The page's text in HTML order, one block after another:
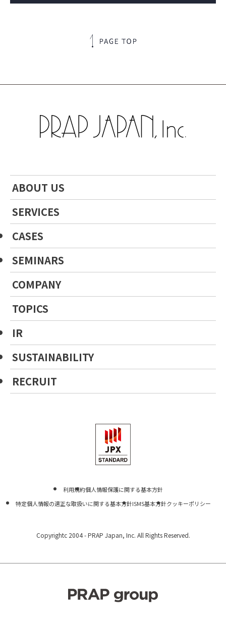
ABOUT US
SERVICES
CASES
SEMINARS
COMPANY
TOPICS
IR
SUSTAINABILITY
RECRUIT
利用規約個人情報保護に関する基本方針
特定個人情報の適正な取扱いに関する基本方針ISMS基本方針クッキーポリシー
Copyrightc 2004 -PRAP Japan, Inc. All Rights Reserved.